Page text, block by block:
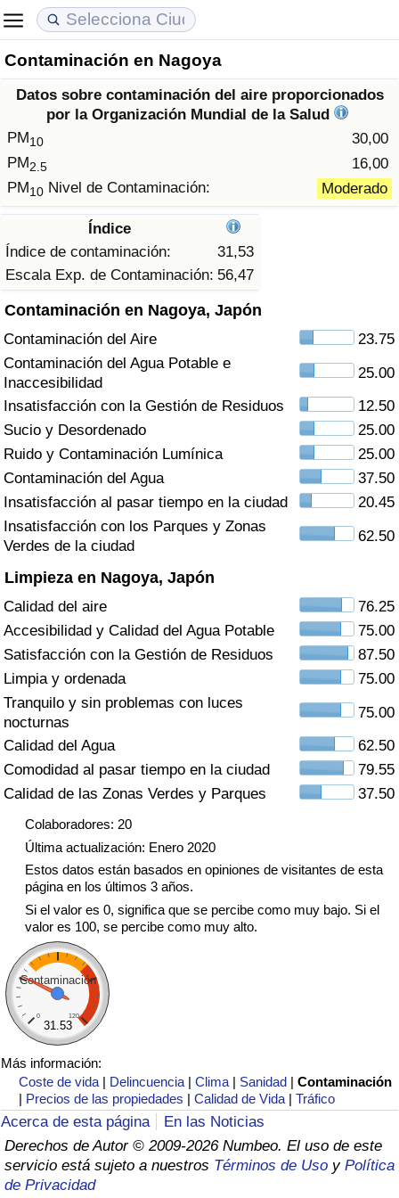
Contaminación en Nagoya
Datos sobre contaminación del aire proporcionados
por la Organización Mundial de la Salud
PM10
30,00
PM2.5
16,00
PM10 Nivel de Contaminación: Moderado
Índice
Índice de contaminación:
31,53
Escala Exp. de Contaminación: 56,47
Contaminación en Nagoya, Japón
Contaminación del Aire
23.75
Contaminación del Agua Potable e
Inaccesibilidad
25.00
Insatisfacción con la Gestión de Residuos
12.50
Sucio y Desordenado
25.00
Ruido y Contaminación Lumínica
25.00
Contaminación del Agua
37.50
Insatisfacción al pasar tiempo en la ciudad
20.45
Insatisfacción con los Parques y Zonas
Verdes de la ciudad
62.50
Limpieza en Nagoya, Japón
Calidad del aire
76.25
Accesibilidad y Calidad del Agua Potable
75.00
Satisfacción con la Gestión de Residuos
87.50
Limpia y ordenada
75.00
Tranquilo y sin problemas con luces
nocturnas
75.00
Calidad del Agua
62.50
Comodidad al pasar tiempo en la ciudad
79.55
Calidad de las Zonas Verdes y Parques
37.50
Colaboradores: 20
Última actualización: Enero 2020
Estos datos están basados en opiniones de visitantes de esta
página en los últimos 3 años.
Si el valor es 0, significa que se percibe como muy bajo. Si el
valor es 100, se percibe como muy alto.
Contaminación
0 120
31.53
Más información:
Coste de vida | Delincuencia |Clima | Sanidad |Contaminación
| Precios de las propiedades |Calidad de Vida |Tráfico
Acerca de esta página
En las Noticias
Derechos de Autor © 2009-2026 Numbeo. El uso de este
servicio está sujeto a nuestros Términos de Uso y Política
de Privacidad
Coste de vida
Índice de Costo de Vida (Actual)
Índice de Costo de Vida
en aqaba
Precios de las propiedades
Índice de Precios de Inmuebles (Actual)
Índice de Precios de Inmuebles
Calidad de Vida
Índice de Calidad de Vida
Índice de Calidad de Vida (Actual)
Delincuencia
Calificación del Índice de Criminalidad
(Actual)
Índice de Criminalidad
Índice de criminalidad por país
Sanidad
Índice de Sanidad (Actual)
Índice de Sanidad
Índice de Sanidad por País
Contaminación
Índice de Contaminación (Actual)
Índice de contaminación
Índice de Contaminación por País
Tráfico
Índice de Tráfico
Índice de Tráfico (Actual)
Índice de Tráfico por País